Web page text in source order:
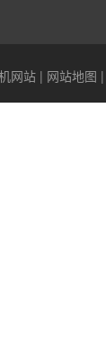
网站| 网站地图 |